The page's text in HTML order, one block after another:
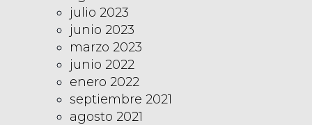
julio 2023
junio 2023
marzo 2023
junio 2022
enero 2022
septiembre 2021
agosto 2021